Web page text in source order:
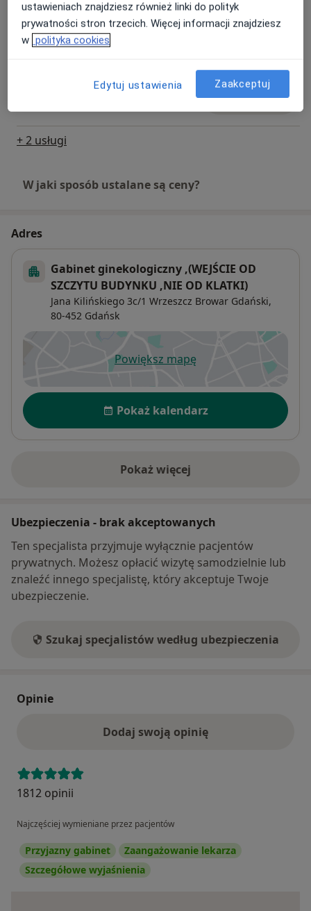
Konsultacja ginekologiczna + USG +
cytologia
350 zł Szczegóły
Umów wizytę
Prowadzenie ciąży
Umów wizytę
+ 2 usługi
W jaki sposób ustalane są ceny?
Adres
Gabinet ginekologiczny ,(WEJŚCIE OD
SZCZYTU BUDYNKU ,NIE OD KLATKI)
Jana Kilińskiego 3c/1 Wrzeszcz Browar Gdański,
80-452 Gdańsk
Powiększ mapęotwiera się w nowej karcie
Dostępność
Pokaż kalendarz
Pokaż więcej
o adresie
Ubezpieczenia - brak akceptowanych
Ten specjalista przyjmuje wyłącznie pacjentów
prywatnych. Możesz opłacić wizytę samodzielnie lub
znaleźć innego specjalistę, który akceptuje Twoje
ubezpieczenie.
Szukaj specjalistów według ubezpieczenia
Opinie
Dodaj swoją opinię
1812 opinii
Najczęściej wymieniane przez pacjentów
Przyjazny gabinet
Zaangażowanie lekarza
Szczegółowe wyjaśnienia
ustawieniach znajdziesz również linki do polityk
prywatności stron trzecich. Więcej informacji znajdziesz
w polityka cookies
Edytuj ustawienia Zaakceptuj